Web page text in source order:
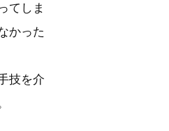
てしま
かった
技を介